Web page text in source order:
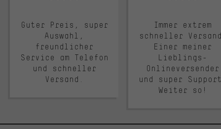
Guter Preis, super
Auswahl,
freundlicher
Service am Telefon
und schneller
Versand.
Immer extrem
schneller
Einer meiner
Lieblings-
Onlineversender
und super
Weiter so!